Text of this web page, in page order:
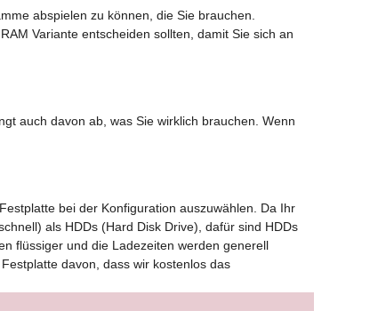
abspielen zu können, die Sie brauchen.
Variante entscheiden sollten, damit Sie sich an
auch davon ab, was Sie wirklich brauchen. Wenn
bei der Konfiguration auszuwählen. Da Ihr
als HDDs (Hard Disk Drive), dafür sind HDDs
flüssiger und die Ladezeiten werden generell
davon, dass wir kostenlos das